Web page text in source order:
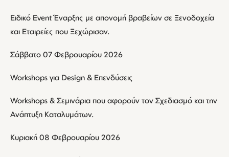
Ειδικό Event Έναρξης με απονομή βραβείων σε Ξενοδοχεία
και Εταιρείες που Ξεχώρισαν.
Σάββατο 07 Φεβρουαρίου 2026
Workshops για Design & Επενδύσεις
Workshops & Σεμινάρια που αφορούν τον Σχεδιασμό και την
Ανάπτυξη Καταλυμάτων.
Κυριακή 08 Φεβρουαρίου 2026